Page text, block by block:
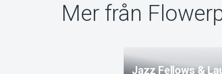
Mer från
Jazz Fellows &